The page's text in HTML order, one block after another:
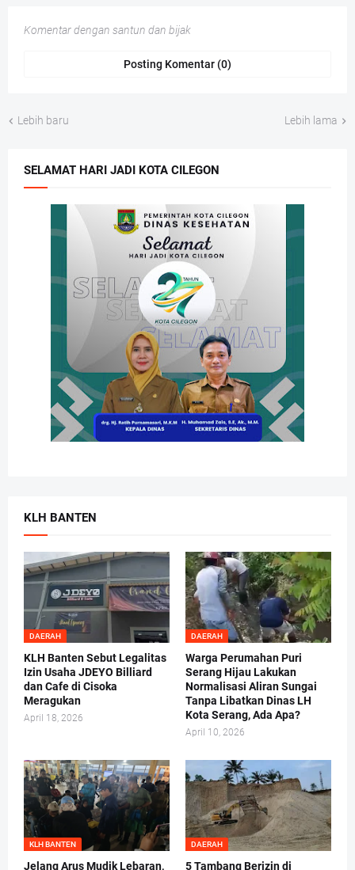
Komentar dengan santun dan bijak
Posting Komentar (0)
Lebih baru Lebih lama
SELAMAT HARI JADI KOTA CILEGON
KLH BANTEN
DAERAH
KLH Banten Sebut Legalitas
Izin Usaha JDEYO Billiard
dan Cafe di Cisoka
Meragukan
April 18, 2026
DAERAH
Warga Perumahan Puri
Serang Hijau Lakukan
Normalisasi Aliran Sungai
Tanpa Libatkan Dinas LH
Kota Serang, Ada Apa?
April 10, 2026
KLH BANTEN
Jelang Arus Mudik Lebaran,
DAERAH
5 Tambang Berizin di